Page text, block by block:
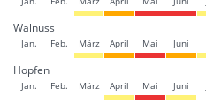
Walnuss
Jan. Feb. März April Mai Juni
Hopfen
Jan. Feb. März April Mai Juni